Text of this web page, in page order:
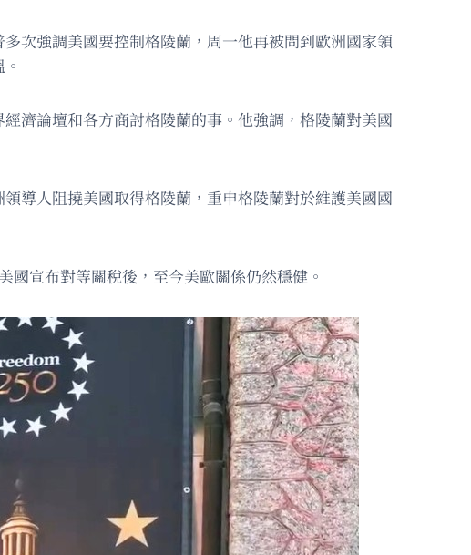
次強調美國要控制格陵蘭，周一他再被問到歐洲國家領
濟論壇和各方商討格陵蘭的事。他強調，格陵蘭對美國
導人阻撓美國取得格陵蘭，重申格陵蘭對於維護美國國
宣布對等關稅後，至今美歐關係仍然穩健。